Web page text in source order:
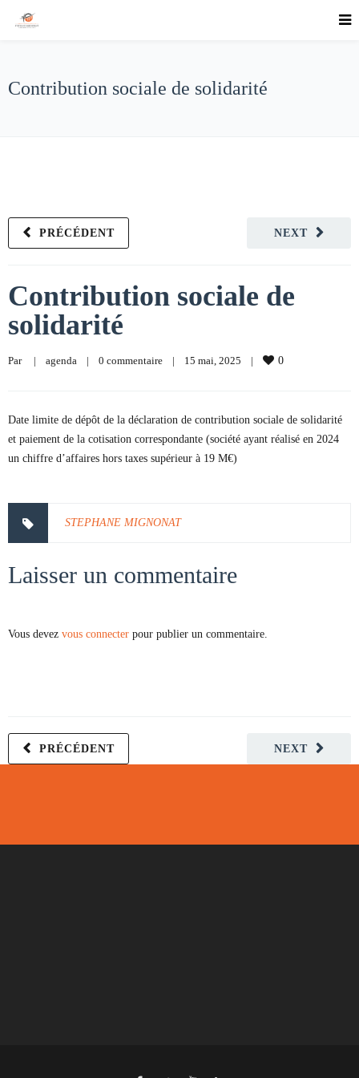
Contribution sociale de solidarité
NEXT
PRÉCÉDENT
Contribution sociale de
solidarité
Par | agenda | 0 commentaire | 15 mai, 2025 | 0
Date limite de dépôt de la déclaration de contribution sociale de solidarité
et paiement de la cotisation correspondante (société ayant réalisé en 2024
un chiffre d’affaires hors taxes supérieur à 19 M€)
STEPHANE MIGNONAT
Laisser un commentaire
Vous devez vous connecter pour publier un commentaire.
NEXT
PRÉCÉDENT